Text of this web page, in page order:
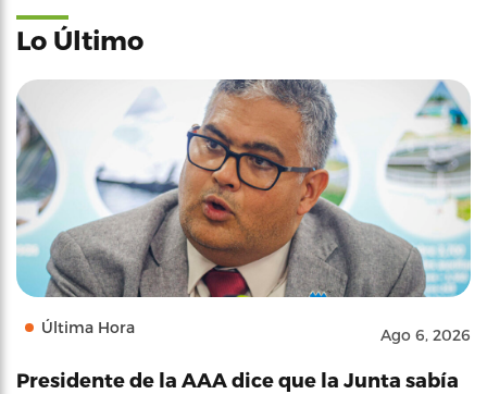
Lo Último
Última Hora Ago 6, 2026
Presidente de la AAA dice que la Junta sabía